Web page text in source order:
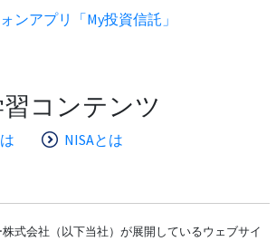
ンアプリ「My投資信託」
コンテンツ
NISAとは
式会社（以下当社）が展開しているウェブサイ